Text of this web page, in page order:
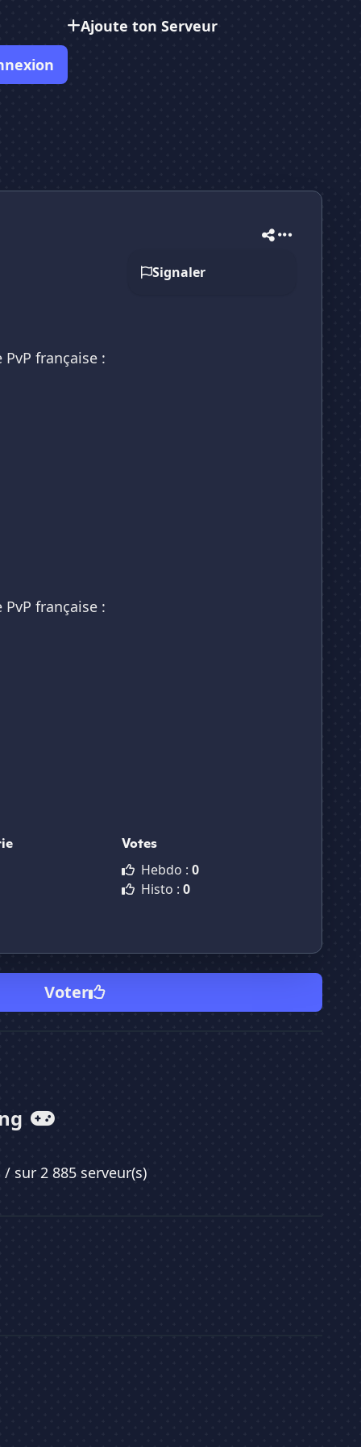
Ajoute ton Serveur
Signaler
française :
française :
Votes
Hebdo :0
Histo :0
Voter
/ sur 2 885 serveur(s)